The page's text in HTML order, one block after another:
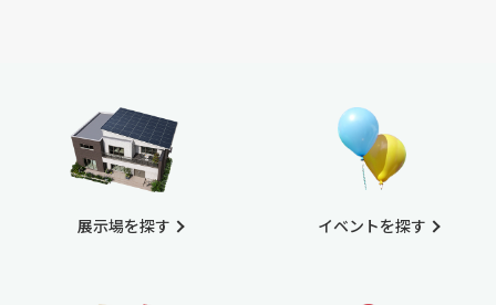
展示場を探す イベントを探す